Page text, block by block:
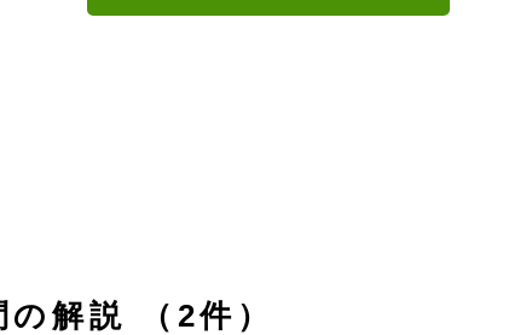
解説 （2件）